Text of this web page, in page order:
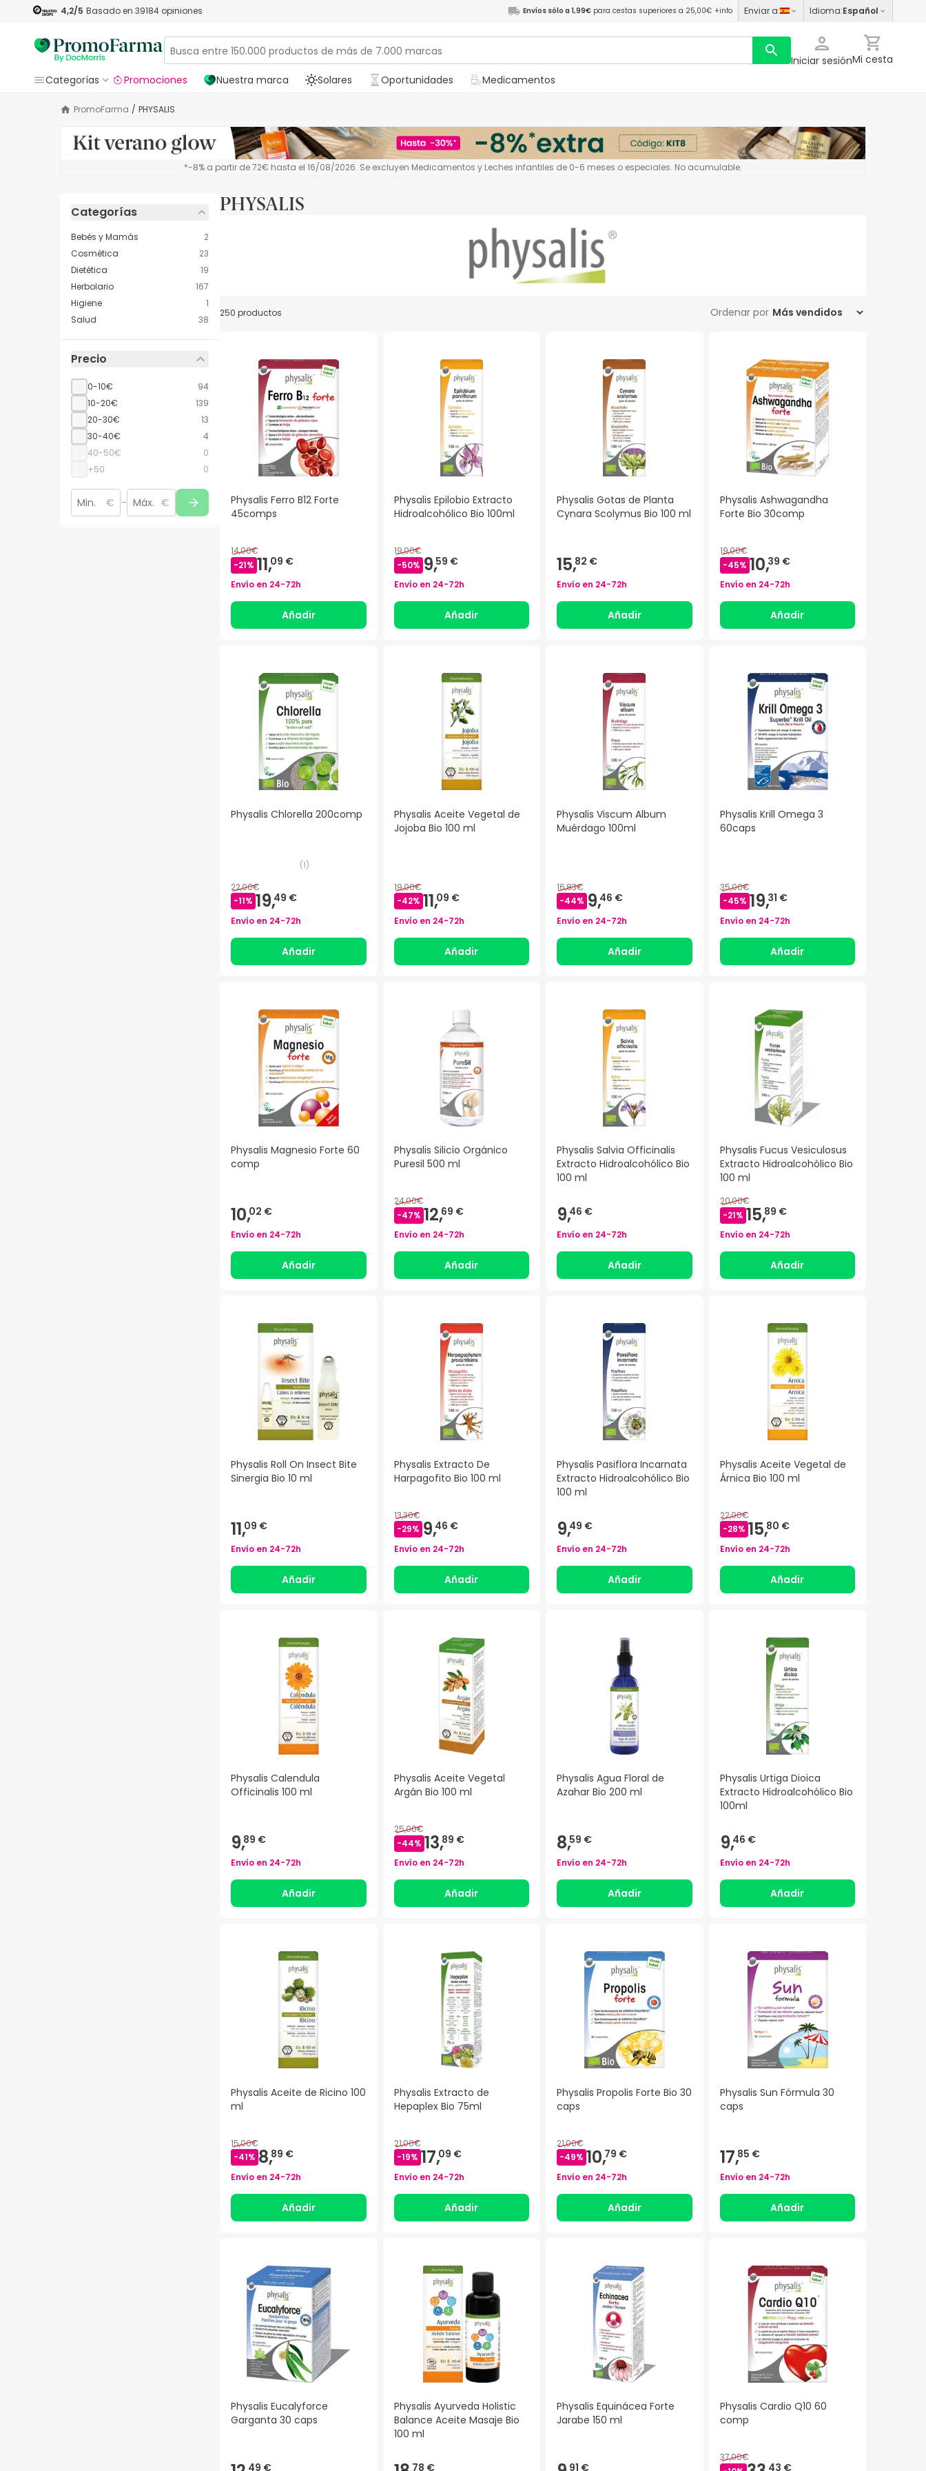
4,2/5 Basado en 39184 opiniones Envíos sólo a 1,99€ para cestas superiores a 25,00€ +info Enviar a: Idioma:Español
Iniciar sesiónMi cesta
Categorías
Promociones Nuestra marca Solares Oportunidades Medicamentos
PromoFarma / PHYSALIS
*-8% a partir de 72€ hasta el 16/08/2026. Se excluyen Medicamentos y Leches infantiles de 0-6 meses o especiales. No acumulable.
Categorías
Bebés y Mamás
2
Cosmética
23
Dietética
19
Herbolario
167
Higiene
1
Salud
38
Precio
0-10€
94
10-20€
139
20-30€
13
30-40€
4
40-50€
0
+50
0
€ – €
PHYSALIS
250 productos Ordenar por
Physalis Ferro B12 Forte
45comps
14,00€
-21% 11,09 €
Envío en 24-72h
Añadir
Physalis Epilobio Extracto
Hidroalcohólico Bio 100ml
19,00€
-50% 9,59 €
Envío en 24-72h
Añadir
Physalis Gotas de Planta
Cynara Scolymus Bio 100 ml
15,82 €
Envío en 24-72h
Añadir
Physalis Ashwagandha
Forte Bio 30comp
19,00€
-45% 10,39 €
Envío en 24-72h
Añadir
Physalis Chlorella 200comp
(1)
22,00€
-11% 19,49 €
Envío en 24-72h
Añadir
Physalis Aceite Vegetal de
Jojoba Bio 100 ml
19,00€
-42% 11,09 €
Envío en 24-72h
Añadir
Physalis Viscum Album
Muérdago 100ml
16,83€
-44% 9,46 €
Envío en 24-72h
Añadir
Physalis Krill Omega 3
60caps
35,00€
-45% 19,31 €
Envío en 24-72h
Añadir
Physalis Magnesio Forte 60
comp
10,02 €
Envío en 24-72h
Añadir
Physalis Silicio Orgánico
Puresil 500 ml
24,00€
-47% 12,69 €
Envío en 24-72h
Añadir
Physalis Salvia Officinalis
Extracto Hidroalcohólico Bio
100 ml
9,46 €
Envío en 24-72h
Añadir
Physalis Fucus Vesiculosus
Extracto Hidroalcohólico Bio
100 ml
20,00€
-21% 15,89 €
Envío en 24-72h
Añadir
Physalis Roll On Insect Bite
Sinergia Bio 10 ml
11,09 €
Envío en 24-72h
Añadir
Physalis Extracto De
Harpagofito Bio 100 ml
13,30€
-29% 9,46 €
Envío en 24-72h
Añadir
Physalis Pasiflora Incarnata
Extracto Hidroalcohólico Bio
100 ml
9,49 €
Envío en 24-72h
Añadir
Physalis Aceite Vegetal de
Árnica Bio 100 ml
22,00€
-28% 15,80 €
Envío en 24-72h
Añadir
Physalis Calendula
Officinalis 100 ml
9,89 €
Envío en 24-72h
Añadir
Physalis Aceite Vegetal
Argán Bio 100 ml
25,00€
-44% 13,89 €
Envío en 24-72h
Añadir
Physalis Agua Floral de
Azahar Bio 200 ml
8,59 €
Envío en 24-72h
Añadir
Physalis Urtiga Dioica
Extracto Hidroalcohólico Bio
100ml
9,46 €
Envío en 24-72h
Añadir
Physalis Aceite de Ricino 100
ml
15,00€
-41% 8,89 €
Envío en 24-72h
Añadir
Physalis Extracto de
Hepaplex Bio 75ml
21,00€
-19% 17,09 €
Envío en 24-72h
Añadir
Physalis Propolis Forte Bio 30
caps
21,00€
-49% 10,79 €
Envío en 24-72h
Añadir
Physalis Sun Fórmula 30
caps
17,85 €
Envío en 24-72h
Añadir
Physalis Eucalyforce
Garganta 30 caps
49 €
Physalis Ayurveda Holistic
Balance Aceite Masaje Bio
100 ml
78 €
Physalis Equinácea Forte
Jarabe 150 ml
91 €
Physalis Cardio Q10 60
comp
37,00€
43 €